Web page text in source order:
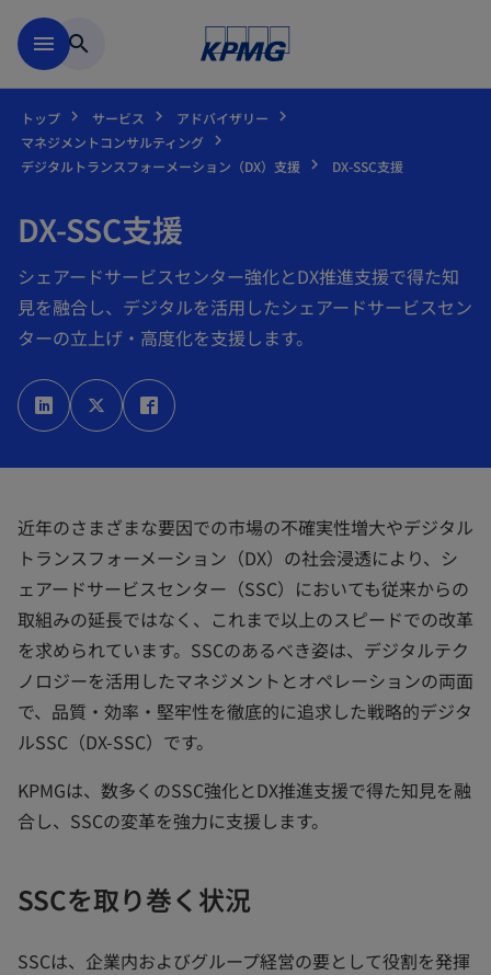
menu search
トップ サービス
アドバイザリー
マネジメントコンサルティング
デジタルトランスフォーメーション（DX）支援
DX-SSC支援
DX-SSC支援
シェアードサービスセンター強化とDX推進支援で得た知
見を融合し、デジタルを活用したシェアードサービスセン
ターの立上げ・高度化を支援します。
新
し
い
タ
新
し
い
タ
し
い
近年のさまざまな要因での市場の不確実性増大やデジタル
トランスフォーメーション（DX）の社会浸透により、シ
ェアードサービスセンター（SSC）においても従来からの
取組みの延長ではなく、これまで以上のスピードでの改革
を求められています。SSCのあるべき姿は、デジタルテク
ノロジーを活用したマネジメントとオペレーションの両面
で、品質・効率・堅牢性を徹底的に追求した戦略的デジタ
ルSSC（DX-SSC）です。
KPMGは、数多くのSSC強化とDX推進支援で得た知見を融
合し、SSCの変革を強力に支援します。
SSCを取り巻く状況
SSCは、企業内およびグループ経営の要として役割を発揮